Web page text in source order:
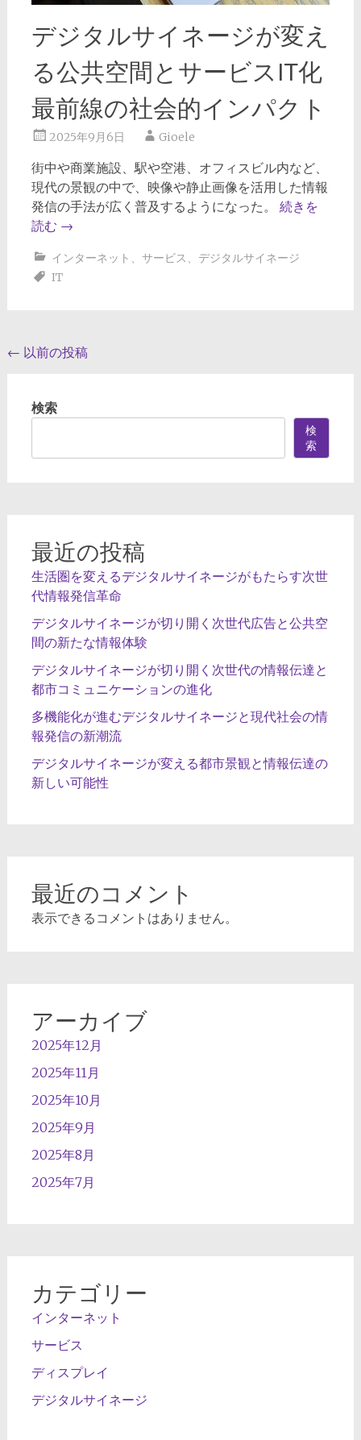
デジタルサイネージが変え
る公共空間とサービスIT化
最前線の社会的インパクト
2025年9月6日 Gioele
街中や商業施設、駅や空港、オフィスビル内など、
現代の景観の中で、映像や静止画像を活用した情報
発信の手法が広く普及するようになった。 続きを
読む →
インターネット 、 サービス 、 デジタルサイネージ
IT
投
← 以前の投稿
検索
検
索
最近の投稿
生活圏を変えるデジタルサイネージがもたらす次世
代情報発信革命
デジタルサイネージが切り開く次世代広告と公共空
間の新たな情報体験
デジタルサイネージが切り開く次世代の情報伝達と
都市コミュニケーションの進化
多機能化が進むデジタルサイネージと現代社会の情
報発信の新潮流
デジタルサイネージが変える都市景観と情報伝達の
新しい可能性
最近のコメント
表示できるコメントはありません。
アーカイブ
2025年12月
2025年11月
2025年10月
2025年9月
2025年8月
2025年7月
カテゴリー
インターネット
サービス
ディスプレイ
デジタルサイネージ